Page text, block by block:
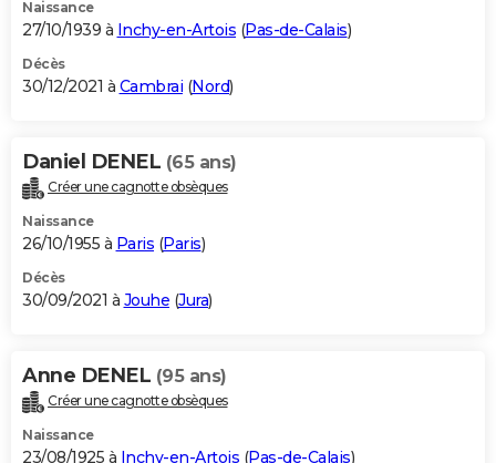
Naissance
27/10/1939 à Inchy-en-Artois (Pas-de-Calais)
Décès
30/12/2021 à Cambrai (Nord)
Daniel DENEL (65 ans)
Créer une cagnotte obsèques
Naissance
26/10/1955 à Paris (Paris)
Décès
30/09/2021 à Jouhe (Jura)
Anne DENEL (95 ans)
Créer une cagnotte obsèques
Naissance
23/08/1925 à Inchy-en-Artois (Pas-de-Calais)